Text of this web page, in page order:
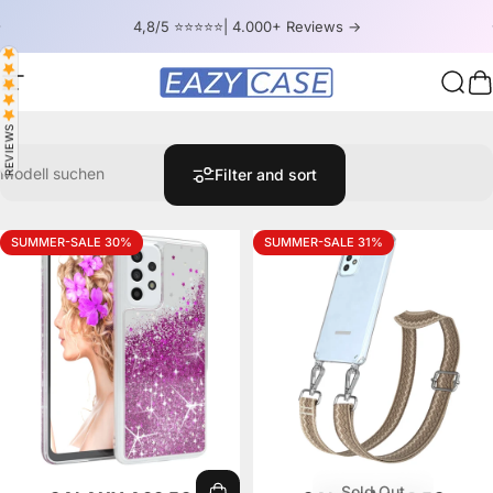
4,8/5 ⭐⭐⭐⭐⭐| 4.000+ Reviews ->
Site navigation EAZY CASE
REVIEWS Filter and sort
Modell suchen
SUMMER-SALE 30% SUMMER-SALE 31%